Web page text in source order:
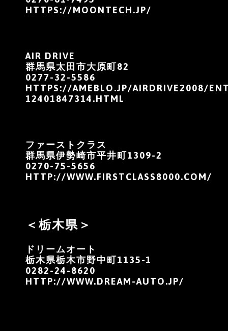
HTTPS://MOONTECH.JP/
AIR DRIVE
群馬県太田市大原町82
0277-32-5586
HTTPS://AMEBLO.JP/AIRDRIVE2008/
12401847314.HTML
ファーストクラス
群馬県伊勢崎市平井町1309-2
0270-75-5656
HTTP://WWW.FIRSTCLASS8000.COM/
＜栃木県＞
ドリームオート
栃木県栃木市野中町1135-1
0282-24-8620
HTTP://WWW.DREAM-AUTO.JP/